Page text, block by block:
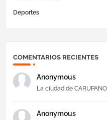
Deportes
COMENTARIOS RECIENTES
Anonymous
La ciudad de
Anonymous